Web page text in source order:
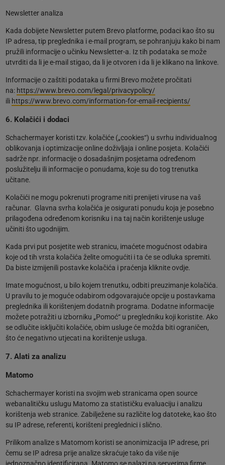
Newsletter analiza
Kada dobijete Newsletter putem Brevo platforme, podaci kao što su
IP adresa, tip preglednika i e-mail program, se pohranjuju kako bi nam
pružili informacije o učinku Newsletter-a. Iz tih podataka se može
utvrditi da li je e-mail stigao, da li je otvoren i da li je klikano na linkove.
Informacije o zaštiti podataka u firmi Brevo možete pročitati
na: https://www.brevo.com/legal/privacypolicy/
ili https://www.brevo.com/information-for-email-recipients/
6. Kolačići i dodaci
Schachermayer koristi tzv. kolačiće („cookies“) u svrhu individualnog
oblikovanja i optimizacije online doživljaja i online posjeta. Kolačići
sadrže npr. informacije o dosadašnjim posjetama određenom
poslužitelju ili informacije o ponudama, koje su do tog trenutka
učitane.
Kolačići ne mogu pokrenuti programe niti prenijeti viruse na vaš
računar. Glavna svrha kolačića je osigurati ponudu koja je posebno
prilagođena određenom korisniku i na taj način korištenje usluge
učiniti što ugodnijim.
Kada prvi put posjetite web stranicu, imaćete mogućnost odabira
koje od tih vrsta kolačića želite omogućiti i ta će se odluka spremiti.
Da biste izmijenili postavke kolačića i praćenja kliknite ovdje.
Imate mogućnost, u bilo kojem trenutku, odbiti preuzimanje kolačića.
U pravilu to je moguće odabirom odgovarajuće opcije u postavkama
preglednika ili korištenjem dodatnih programa. Dodatne informacije
možete potražiti u izborniku „Pomoć“ u pregledniku koji koristite. Ako
se odlučite isključiti kolačiće, obim usluge će možda biti ograničen,
što će negativno utjecati na korištenje usluga.
7. Alati za analizu
Matomo
Schachermayer koristi na svojim web stranicama open source
webanalitičku uslugu Matomo za statističku evaluaciju i analizu
korištenja web stranice. Zabilježene su različite log datoteke, kao što
su IP adrese, referenti, korišteni preglednici i slično.
Prilikom analize s Matomom koristi se anonimizacija IP adrese, pri
čemu se IP adresa prije analize skraćuje tako da više nije